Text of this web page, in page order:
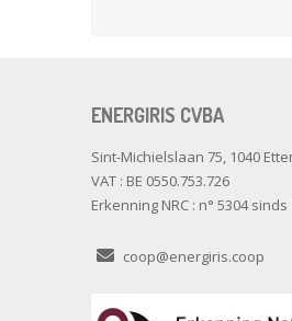
ENERGIRIS CVBA
Sint-Michielslaan 75, 1040
VAT : BE 0550.753.726
Erkenning NRC : n° 5304 sinds
coop@energiris.coop